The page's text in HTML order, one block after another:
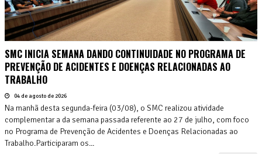
SMC INICIA SEMANA DANDO CONTINUIDADE NO PROGRAMA DE
PREVENÇÃO DE ACIDENTES E DOENÇAS RELACIONADAS AO
TRABALHO
04 de agosto de 2026
Na manhã desta segunda-feira (03/08), o SMC realizou atividade
complementar a da semana passada referente ao 27 de julho, com foco
no Programa de Prevenção de Acidentes e Doenças Relacionadas ao
Trabalho.Participaram os...